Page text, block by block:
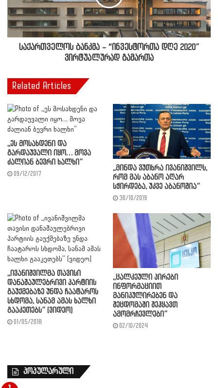
საქართველოს ბანკმა – “ინვესტორთა დღე 2020”
ვირტუალურად გამართა
Related Articles
,,ეს მოსახდენი და
გარდაუვალი იყო… მოვა
ძალიან ბევრი ხალხი”
09/12/2017
,,მინდა ვუთხრა ივანიშვილს,
რომ მას აბანო აღარ
სჭირდება, უკვე აბანოშია”
30/10/2019
,,ივანიშვილმა თავისი
დანაშაულებრივი პარტიის
გაუქმებაზე უნდა ჩაატაროს
სხდომა, სანამ ამას ხალხი
გააკეთებს” (ვიდეო)
01/05/2018
,,ცალკეული პირები
ინფორმაციით
მანიპულირებენ და
შეცდომაში შეჰყავთ
ამომრჩევლები”
02/10/2024
პოპულარული